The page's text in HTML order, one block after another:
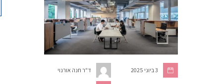
ד"ר חנה אורנוי 3 ביוני 2025